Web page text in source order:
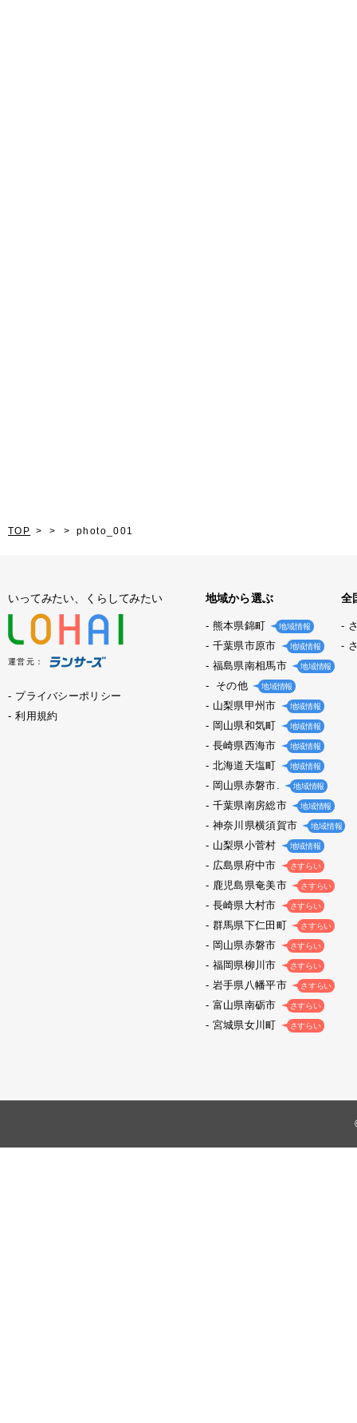
TOP photo_001
いってみたい、くらしてみたい
運営元：
プライバシーポリシー
利用規約
地域から選ぶ
熊本県錦町 地域情報
千葉県市原市 地域情報
福島県南相馬市 地域情報
その他 地域情報
山梨県甲州市 地域情報
岡山県和気町 地域情報
長崎県西海市 地域情報
北海道天塩町 地域情報
岡山県赤磐市. 地域情報
千葉県南房総市 地域情報
神奈川県横須賀市 地域情報
山梨県小菅村 地域情報
広島県府中市 さすらい
鹿児島県奄美市 さすらい
長崎県大村市 さすらい
群馬県下仁田町 さすらい
岡山県赤磐市 さすらい
福岡県柳川市 さすらい
岩手県八幡平市 さすらい
富山県南砺市 さすらい
宮城県女川町 さすらい
全